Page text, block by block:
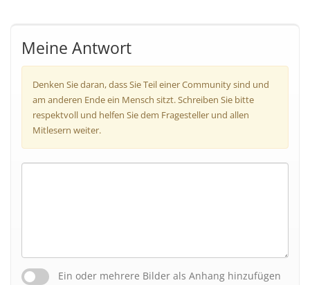
Meine Antwort
Denken Sie daran, dass Sie Teil einer Community sind und
am anderen Ende ein Mensch sitzt. Schreiben Sie bitte
respektvoll und helfen Sie dem Fragesteller und allen
Mitlesern weiter.
Ein oder mehrere Bilder als Anhang hinzufügen